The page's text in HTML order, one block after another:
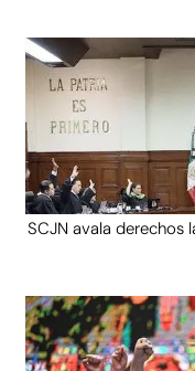
SCJN avala derechos